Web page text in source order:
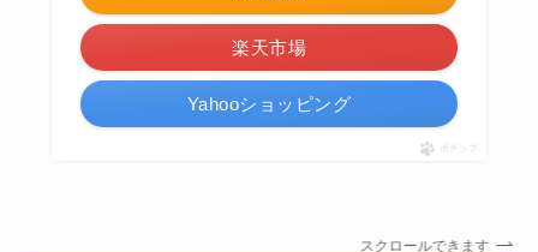
楽天市場
Yahooショッピング
ポチップ
スクロールできます